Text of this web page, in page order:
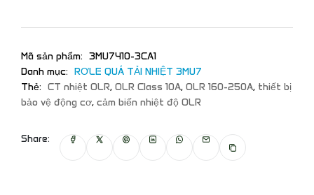
Mã sản phẩm: 3MU7410-3CA1
Danh mục: RƠLE QUÁ TẢI NHIỆT 3MU7
Thẻ: CT nhiệt OLR, OLR Class 10A, OLR 160-250A, thiết bị
bảo vệ động cơ, cảm biến nhiệt độ OLR
Share: